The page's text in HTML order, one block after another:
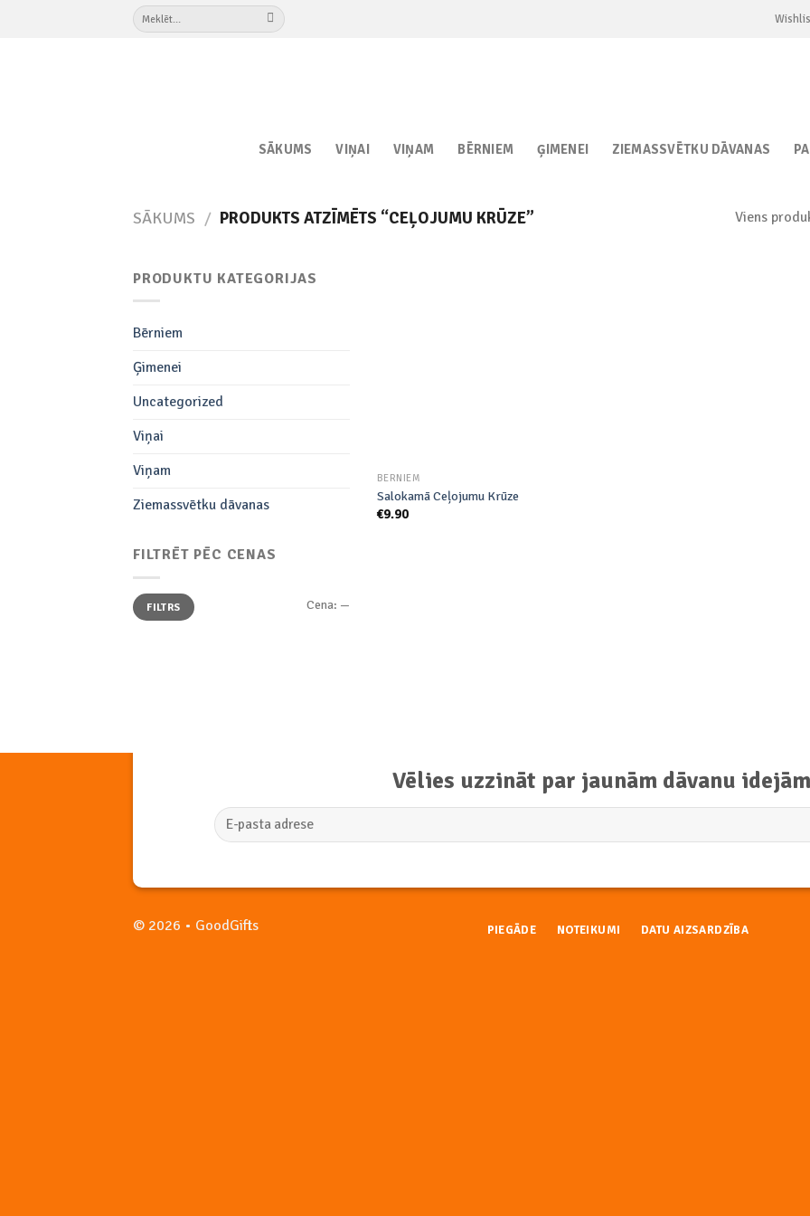
Meklēt:
SĀKUMS VIŅAI VIŅAM BĒRNIEM ĢIMENEI ZIEMASSVĒTKU DĀVANAS
SĀKUMS / PRODUKTS ATZĪMĒTS “CEĻOJUMU KRŪZE” Viens
PRODUKTU KATEGORIJAS
Bērniem
Ģimenei
Uncategorized
Viņai
Viņam
Ziemassvētku dāvanas
FILTRĒT PĒC CENAS
Min.
cena
Maks.
cenaFILTRS Cena: —
BĒRNIEM
Salokamā Ceļojumu Krūze
€9.90
Vēlies uzzināt par jaunām dāvanu
© 2026 • GoodGifts PIEGĀDE NOTEIKUMI DATU AIZSARDZĪBA